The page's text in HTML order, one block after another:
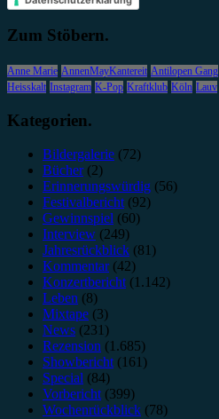
Zum Stöbern.
Anne Marie AnnenMayKantereit Antilopen Gang
Heisskalt Instagram K-Pop Kraftklub Köln Lauv
Kategorien.
Bildergalerie (72)
Bücher(2)
Erinnerungswürdig (56)
Festivalbericht(92)
Gewinnspiel (60)
Interview (249)
Jahresrückblick (81)
Kommentar(42)
Konzertbericht(1.142)
Leben (8)
Mixtape (3)
News (231)
Rezension (1.685)
Showbericht(161)
Special (84)
Vorbericht(399)
Wochenrückblick (78)